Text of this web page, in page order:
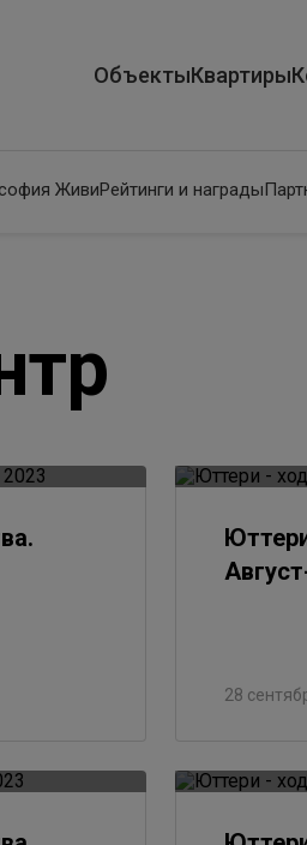
ОбъектыКвартиры
ЖивиРейтинги и награды
28